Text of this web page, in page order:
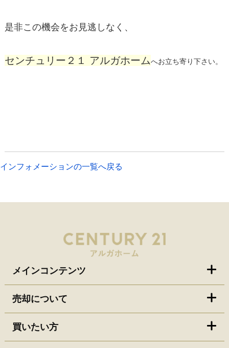
是非この機会をお見逃しなく、
センチュリー２１ アルガホームへお立ち寄り下さい。
インフォメーションの一覧へ戻る
メインコンテンツ
売却について
買いたい方